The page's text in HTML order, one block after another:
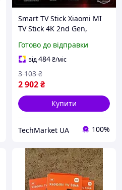
Smart TV Stick Xiaomi MI
TV Stick 4K 2nd Gen,
стік 4к 2ген
Готово до відправки
від484₴/міс
2 902₴
3 103 ₴
Купити
TechMarket UA 100%